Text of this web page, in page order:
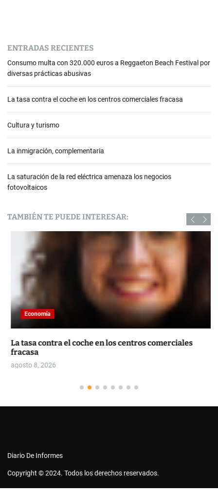
ENTRADAS RECIENTES
Consumo multa con 320.000 euros a Reggaeton Beach Festival por
diversas prácticas abusivas
La tasa contra el coche en los centros comerciales fracasa
Cultura y turismo
La inmigración, complementaria
La saturación de la red eléctrica amenaza los negocios
fotovoltaicos
TAMBIÉN TE PUEDE INTERESAR:
Economía
La tasa contra el coche en los centros comerciales
fracasa
agosto 8, 2026
Diario De Informes
Copyright © 2024. Todos los derechos reservados.